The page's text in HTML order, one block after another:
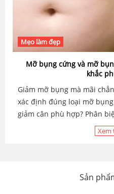
Mẹo làm đẹp
Mỡ bụng cứng và mỡ
khắc
Giảm mỡ bụng mà mãi
xác định đúng loại mỡ
giảm cân phù hợp? Phân
Xem
Sản